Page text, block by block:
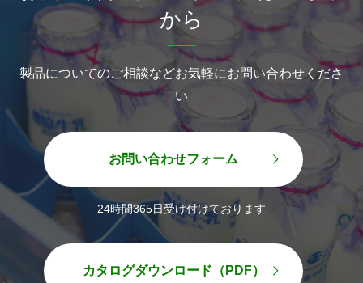
から
製品についてのご相談などお気軽にお問い合わせくださ
い
お問い合わせフォーム
24時間365日受け付けております
カタログダウンロード（PDF）